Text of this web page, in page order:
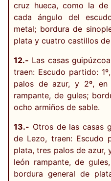
cruz hueca, como la
cada ángulo del
metal; bordura de
plata y cuatro castillos
12.- Las casas
traen: Escudo partido:
palos de azur, y 2º,
rampante, de gules;
ocho armiños de sable.
13.- Otros de las casas
de Lezo, traen: Escudo
plata, tres palos de azur,
león rampante, de
bordura general de